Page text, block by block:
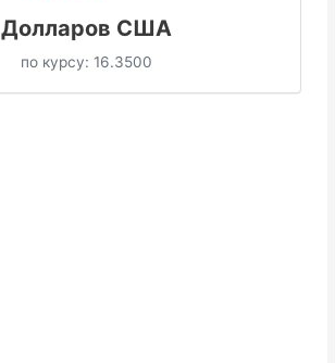
Долларов США
по курсу: 16.3500